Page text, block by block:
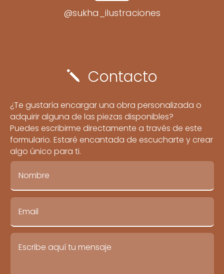
@sukha_ilustraciones
j Contacto
¿Te gustaría encargar una obra personalizada o
adquirir alguna de las piezas disponibles?
Puedes escribirme directamente a través de este
formulario. Estaré encantada de escucharte y crear
algo único para ti.